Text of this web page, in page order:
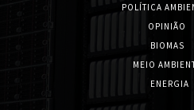
POLÍTICA
OPINIÃO
BIOMAS
MEIO
ENERGIA